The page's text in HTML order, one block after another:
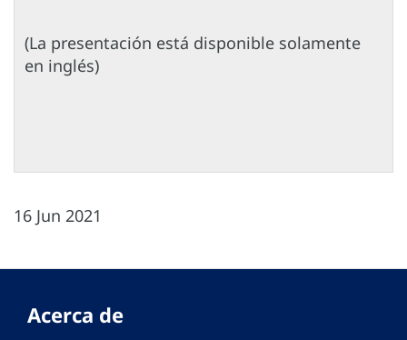
(La presentación está disponible solamente
en inglés)
16 Jun 2021
Acerca de